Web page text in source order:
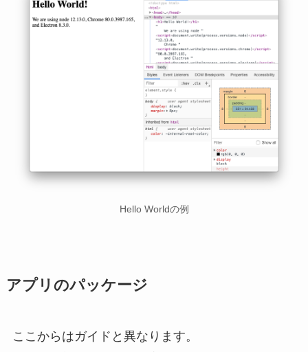
Hello Worldの例
アプリのパッケージ
ここからはガイドと異なります。